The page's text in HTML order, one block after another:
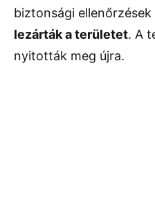
biztonsági
lezárták a területet. A
nyitották meg újra.